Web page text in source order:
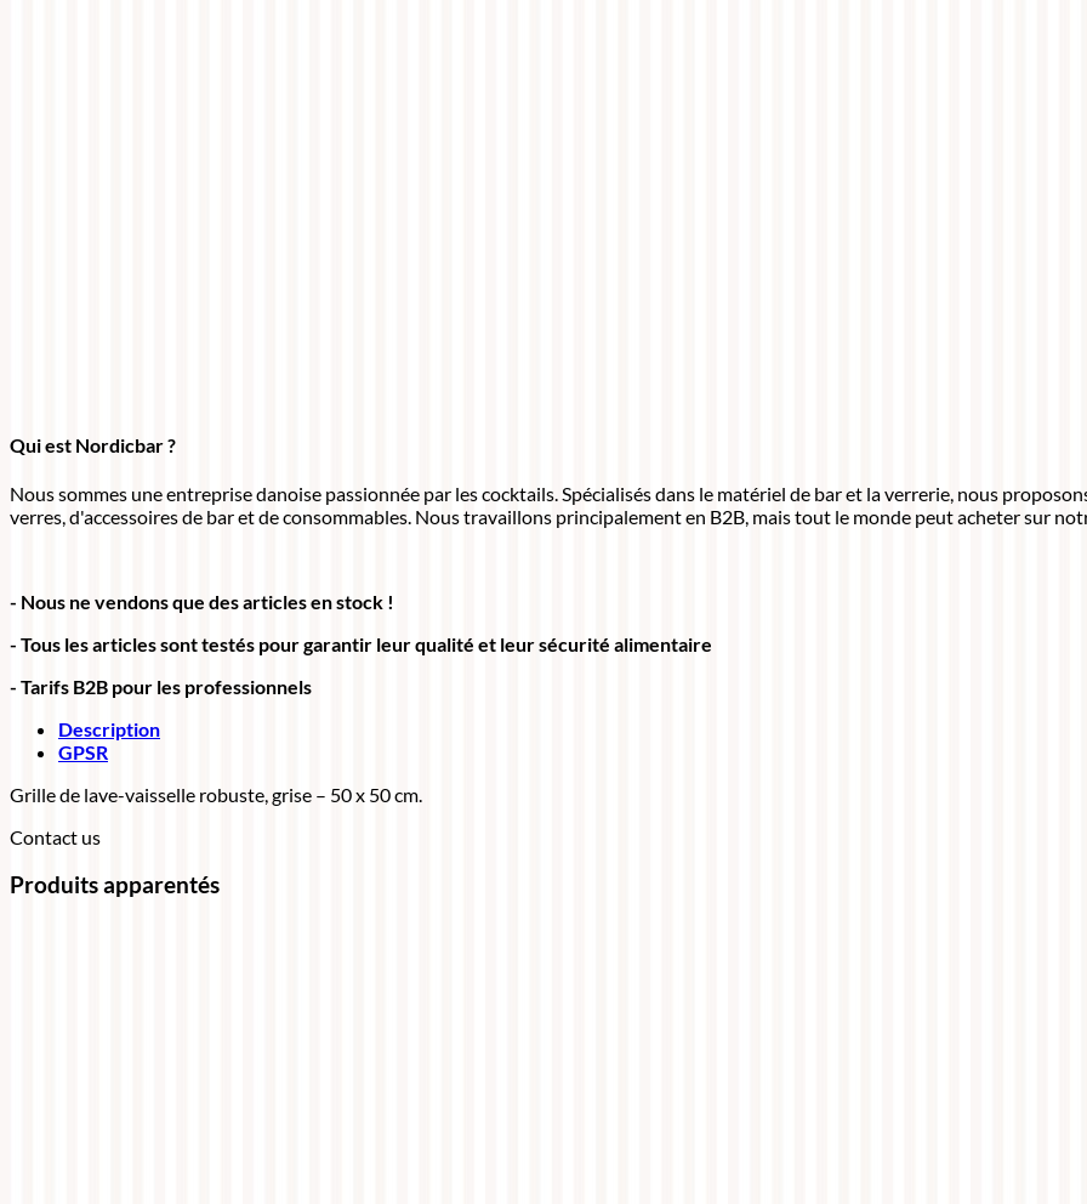
Qui est Nordicbar ?
Nous sommes une entreprise danoise passionnée par les cocktails. Spécialisés dans le matériel de bar et la verrerie, nous
verres, d'accessoires de bar et de consommables. Nous travaillons principalement en B2B, mais tout le monde peut acheter sur
- Nous ne vendons que des articles en stock !
- Tous les articles sont testés pour garantir leur qualité et leur sécurité alimentaire
- Tarifs B2B pour les professionnels
Description
GPSR
Grille de lave-vaisselle robuste, grise – 50 x 50 cm.
Contact us
Produits apparentés